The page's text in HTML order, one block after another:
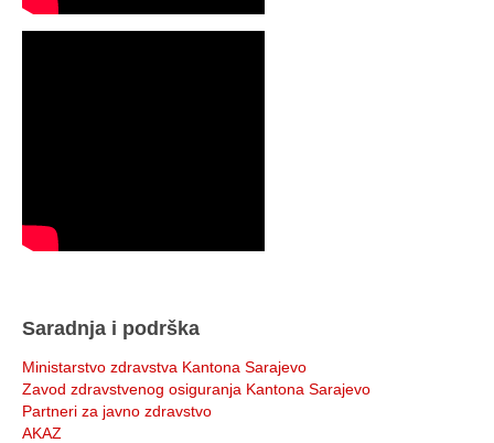
Saradnja i podrška
Ministarstvo zdravstva Kantona Sarajevo
Zavod zdravstvenog osiguranja Kantona Sarajevo
Partneri za javno zdravstvo
AKAZ